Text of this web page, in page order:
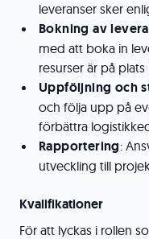
leveranser sker
Bokning av
med att boka in
resurser är på plats
Uppföljning och
och följa upp på
förbättra
Rapportering:
utveckling till
Kvalifikationer
För att lyckas i rollen